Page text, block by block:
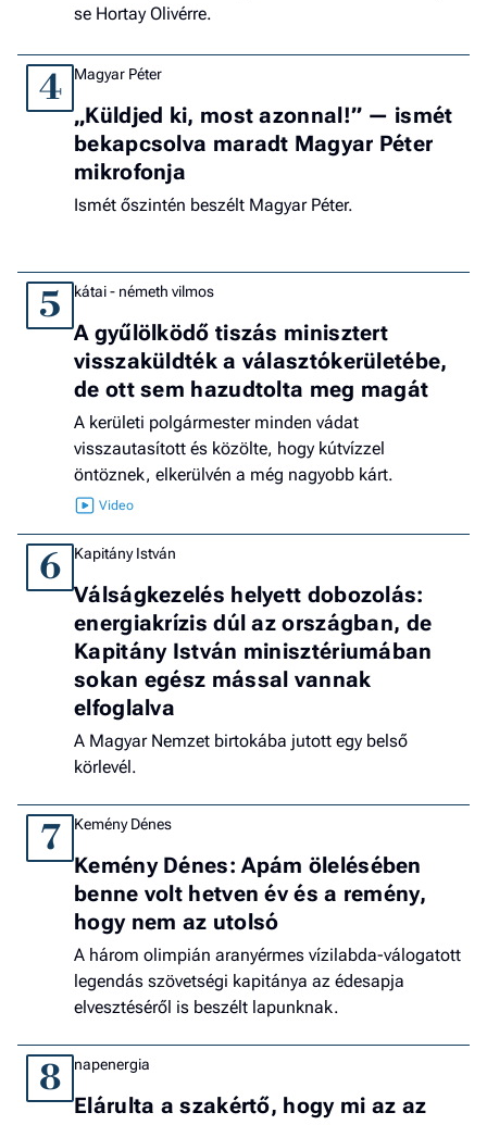
se Hortay Olivérre.
4 Magyar Péter
„Küldjed ki, most azonnal!” — ismét
bekapcsolva maradt Magyar Péter
mikrofonja
Ismét őszintén beszélt Magyar Péter.
5 kátai - németh vilmos
A gyűlölködő tiszás minisztert
visszaküldték a választókerületébe,
de ott sem hazudtolta meg magát
A kerületi polgármester minden vádat
visszautasított és közölte, hogy kútvízzel
öntöznek, elkerülvén a még nagyobb kárt.
6 Kapitány István
Válságkezelés helyett dobozolás:
energiakrízis dúl az országban, de
Kapitány István minisztériumában
sokan egész mással vannak
elfoglalva
A Magyar Nemzet birtokába jutott egy belső
körlevél.
7 Kemény Dénes
Kemény Dénes: Apám ölelésében
benne volt hetven év és a remény,
hogy nem az utolsó
A három olimpián aranyérmes vízilabda-válogatott
legendás szövetségi kapitánya az édesapja
elvesztéséről is beszélt lapunknak.
8 napenergia
Elárulta a szakértő, hogy mi az az